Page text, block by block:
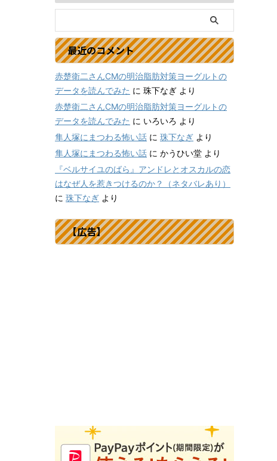
最近のコメント
赤楚衛二さんCMの明治脂肪対策ヨーグルトの
データを読んでみた に 珠下なぎ より
赤楚衛二さんCMの明治脂肪対策ヨーグルトの
データを読んでみた に いろいろ より
隼人塚にまつわる怖い話 に 珠下なぎ より
隼人塚にまつわる怖い話 に かうひい堂 より
『ベルサイユのばら』アンドレとオスカルの恋
はなぜ人を惹きつけるのか？（ネタバレあり）
に 珠下なぎ より
【広告】